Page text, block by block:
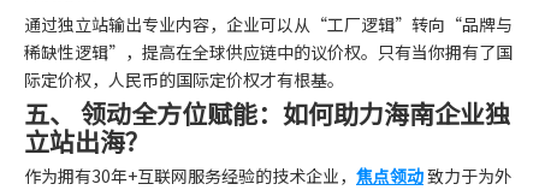
通过独立站输出专业内容，企业可以从“工厂逻辑”转向“品牌与
稀缺性逻辑”，提高在全球供应链中的议价权。只有当你拥有了国
际定价权，人民币的国际定价权才有根基。
五、 领动全方位赋能：如何助力海南企业独
立站出海？
作为拥有30年+互联网服务经验的技术企业， 焦点领动致力于为外